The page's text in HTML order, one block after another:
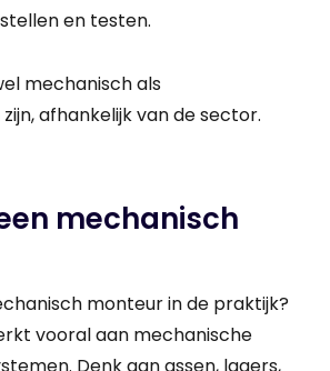
en testen.
mechanisch als
afhankelijk van de sector.
mechanisch
monteur in de praktijk?
vooral aan mechanische
Denk aan assen, lagers,